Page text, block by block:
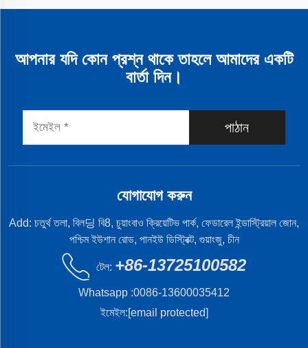
আপনার যদি কোন প্রশ্ন থাকে তাহলে আমাদের একটি
বার্তা দিন।
পাঠান
যোগাযোগ করুন
Add: চতুর্থ তলা, বিল딩 বি8, চুয়াংবাও ক্রিয়েটিভ পার্ক, ফেডারেল ইন্ডাস্ট্রিয়াল জোন,
পশ্চিম ইউশান রোড, পানইউ ডিস্ট্রিক্ট, গুয়াংজু, চীন
টেল: +86-13725100582
Whatsapp :0086-13600035412
ইমেইল:[email protected]